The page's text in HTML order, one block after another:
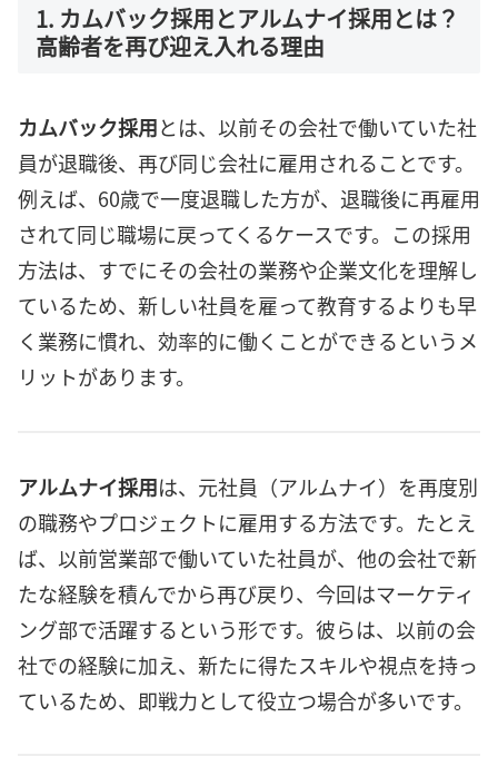
1. カムバック採用とアルムナイ採用とは？
高齢者を再び迎え入れる理由
カムバック採用とは、以前その会社で働いていた社
員が退職後、再び同じ会社に雇用されることです。
例えば、60歳で一度退職した方が、退職後に再雇用
されて同じ職場に戻ってくるケースです。この採用
方法は、すでにその会社の業務や企業文化を理解し
ているため、新しい社員を雇って教育するよりも早
く業務に慣れ、効率的に働くことができるというメ
リットがあります。
アルムナイ採用は、元社員（アルムナイ）を再度別
の職務やプロジェクトに雇用する方法です。たとえ
ば、以前営業部で働いていた社員が、他の会社で新
たな経験を積んでから再び戻り、今回はマーケティ
ング部で活躍するという形です。彼らは、以前の会
社での経験に加え、新たに得たスキルや視点を持っ
ているため、即戦力として役立つ場合が多いです。